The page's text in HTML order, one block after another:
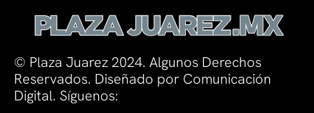
© Plaza Juarez 2024. Algunos Derechos
Reservados. Diseñado por Comunicación
Digital. Síguenos: